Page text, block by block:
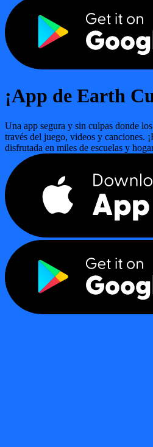
¡App de Earth
Una app segura y sin culpas donde
través del juego, videos y canciones.
disfrutada en miles de escuelas y